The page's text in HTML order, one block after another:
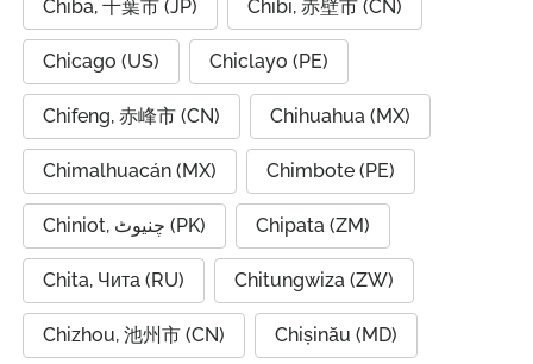
Chiba, 千葉市 (JP) Chibi, 赤壁市 (CN)
Chicago (US) Chiclayo (PE)
Chifeng, 赤峰市 (CN) Chihuahua (MX)
Chimalhuacán (MX) Chimbote (PE)
Chiniot, چنیوٹ (PK) Chipata (ZM)
Chita, Чита (RU) Chitungwiza (ZW)
Chizhou, 池州市 (CN) Chișinău (MD)